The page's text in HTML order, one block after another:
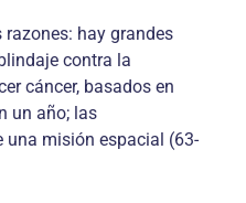
hay grandes
contra la
cáncer, basados en
un año; las
una misión espacial (63-